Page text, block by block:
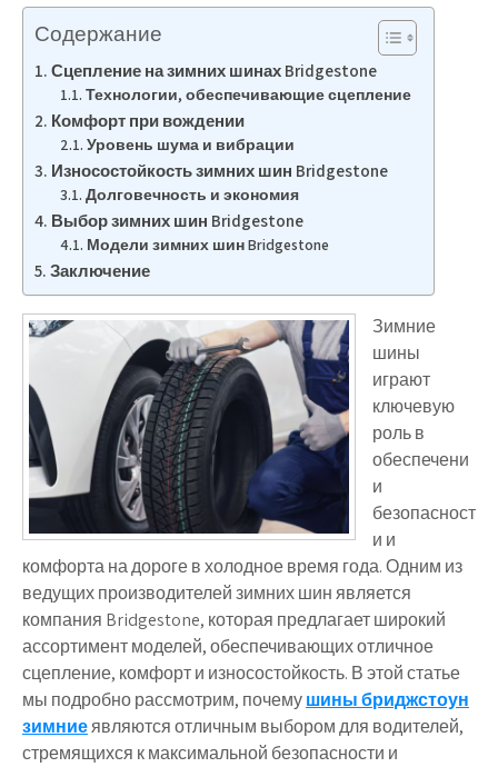
Содержание
Сцепление на зимних шинах Bridgestone
Технологии, обеспечивающие сцепление
Комфорт при вождении
Уровень шума и вибрации
Износостойкость зимних шин Bridgestone
Долговечность и экономия
Выбор зимних шин Bridgestone
Модели зимних шин Bridgestone
Заключение
Зимние
шины
играют
ключевую
роль в
обеспечени
и
безопасност
и и
комфорта на дороге в холодное время года. Одним из
ведущих производителей зимних шин является
компания Bridgestone, которая предлагает широкий
ассортимент моделей, обеспечивающих отличное
сцепление, комфорт и износостойкость. В этой статье
мы подробно рассмотрим, почемушины бриджстоун
зимниеявляются отличным выбором для водителей,
стремящихся к максимальной безопасности и